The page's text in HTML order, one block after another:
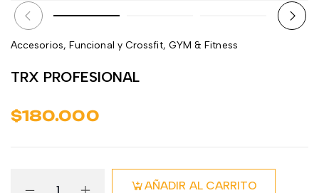
Accesorios, Funcional y Crossfit, GYM & Fitness
TRX PROFESIONAL
$180.000
AÑADIR AL CARRITO